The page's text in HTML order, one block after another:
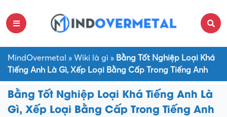
MindOvermetal » Wiki là gì » Bằng Tốt Nghiệp Loại Khá
Tiếng Anh Là Gì, Xếp Loại Bằng Cấp Trong Tiếng Anh
Bằng Tốt Nghiệp Loại Khá Tiếng Anh Là
Gì, Xếp Loại Bằng Cấp Trong Tiếng Anh